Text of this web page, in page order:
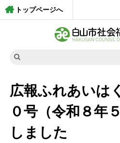
トップページへ
広報ふれあいは
０号（令和８年
しました